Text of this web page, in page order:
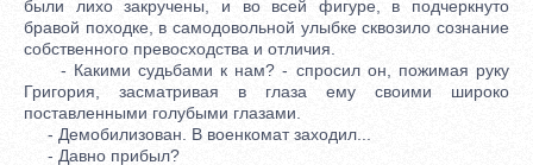
были лихо закручены, и во всей фигуре, в подчеркнуто
бравой походке, в самодовольной улыбке сквозило сознание
собственного превосходства и отличия.
- Какими судьбами к нам? - спросил он, пожимая руку
Григория, засматривая в глаза ему своими широко
поставленными голубыми глазами.
- Демобилизован. В военкомат заходил...
- Давно прибыл?